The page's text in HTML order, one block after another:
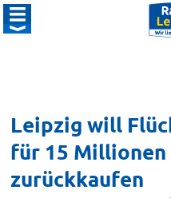
Leipzig will
für 15 Millionen
zurückkaufen